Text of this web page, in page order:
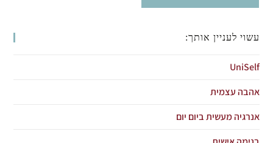
עשוי לעניין אותך:
UniSelf
אהבה עצמית
אנרגיה מעשית ביום יום